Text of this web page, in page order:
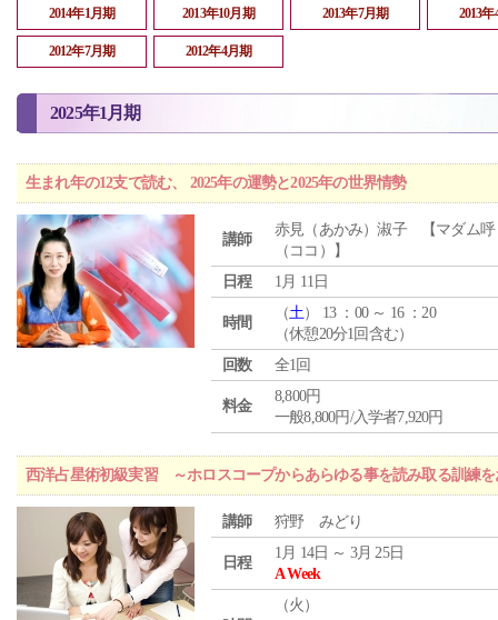
2014年1月期 2013年10月期 2013年7月期 2013
2012年7月期 2012年4月期
2025年1月期
生まれ年の12支で読む、 2025年の運勢と2025年の世界情勢
講師
赤見（あかみ）淑子 【マダム呼
（ココ）】
日程
1月 11日
時間
（土） 13 ：00 ～ 16 ：20
（休憩20分1回含む）
回数
全1回
料金
8,800円
一般8,800円/入学者7,920円
西洋占星術初級実習 ～ホロスコープからあらゆる事を読み取る訓練を
講師 狩野 みどり
日程
1月 14日 ～ 3月 25日
A Week
（火 ）